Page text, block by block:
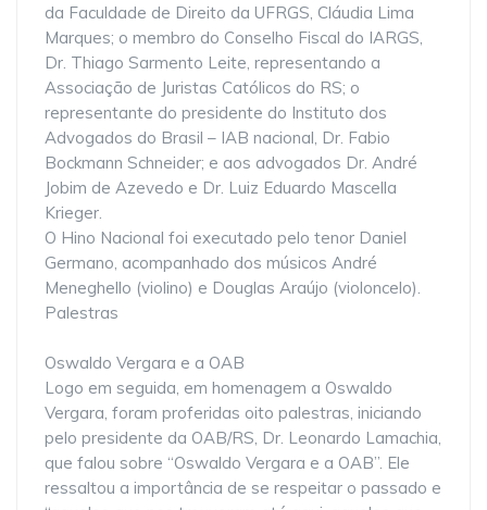
da Faculdade de Direito da UFRGS, Cláudia Lima
Marques; o membro do Conselho Fiscal do IARGS,
Dr. Thiago Sarmento Leite, representando a
Associação de Juristas Católicos do RS; o
representante do presidente do Instituto dos
Advogados do Brasil – IAB nacional, Dr. Fabio
Bockmann Schneider; e aos advogados Dr. André
Jobim de Azevedo e Dr. Luiz Eduardo Mascella
Krieger.
O Hino Nacional foi executado pelo tenor Daniel
Germano, acompanhado dos músicos André
Meneghello (violino) e Douglas Araújo (violoncelo).
Palestras
Oswaldo Vergara e a OAB
Logo em seguida, em homenagem a Oswaldo
Vergara, foram proferidas oito palestras, iniciando
pelo presidente da OAB/RS, Dr. Leonardo Lamachia,
que falou sobre “Oswaldo Vergara e a OAB”. Ele
ressaltou a importância de se respeitar o passado e